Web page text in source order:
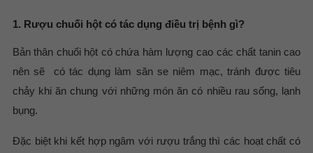
1. Rượu chuối hột có tác dụng điều trị bệnh gì?
Bản thân chuối hột có chứa hàm lượng cao các chất tanin cao
nên sẽ có tác dụng làm săn se niêm mạc, tránh được tiêu
chảy khi ăn chung với những món ăn có nhiều rau sống, lạnh
bụng.
Đặc biệt khi kết hợp ngâm với rượu trắng thì các hoạt chất có